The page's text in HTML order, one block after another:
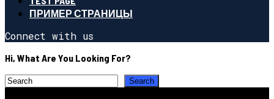
ПРИМЕР СТРАНИЦЫ
Connect with us
Hi, What Are You Looking For?